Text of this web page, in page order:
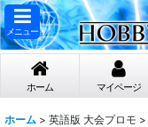
メニュー
ホーム マイページ
ホーム > 英語版 大会プロモ >